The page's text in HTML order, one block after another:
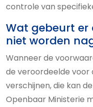
controle van
Wat gebeurt er
niet worden
Wanneer de
de veroordeelde
verschijnen, die kan
Openbaar Ministerie